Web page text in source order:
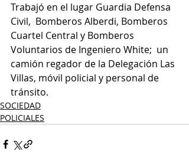
Trabajó en el lugar Guardia Defensa
Civil,  Bomberos Alberdi, Bomberos
Cuartel Central y Bomberos
Voluntarios de Ingeniero White;  un
camión regador de la Delegación Las
Villas, móvil policial y personal de
tránsito.
SOCIEDAD
POLICIALES